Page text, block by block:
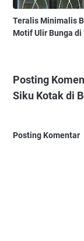
Teralis Minimalis
Motif Ulir Bunga di
Posting
Siku Kotak di
Posting Komentar